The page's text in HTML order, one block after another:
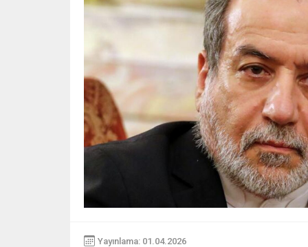
Yayınlama: 01.04.2026